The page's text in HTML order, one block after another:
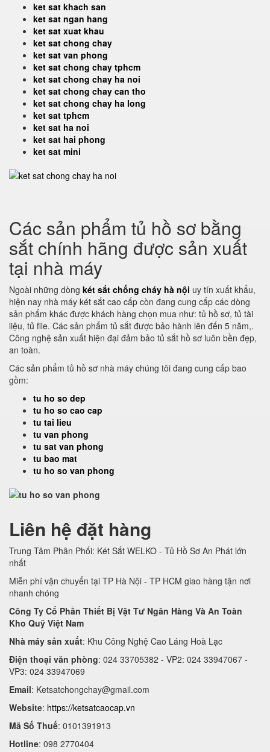
ket sat khach san
ket sat ngan hang
ket sat xuat khau
ket sat chong chay
ket sat van phong
ket sat chong chay tphcm
ket sat chong chay ha noi
ket sat chong chay can tho
ket sat chong chay ha long
ket sat tphcm
ket sat ha noi
ket sat hai phong
ket sat mini
Các sản phẩm tủ hồ sơ bằng
sắt chính hãng được sản xuất
tại nhà máy
Ngoài những dòng két sắt chống cháy hà nội uy tín xuất khẩu,
hiện nay nhà máy két sắt cao cấp còn đang cung cấp các dòng
sản phẩm khác được khách hàng chọn mua như: tủ hồ sơ, tủ tài
liệu, tủ file. Các sản phẩm tủ sắt được bảo hành lên đến 5 năm,.
Công nghệ sản xuất hiện đại đảm bảo tủ sắt hồ sơ luôn bền đẹp,
an toàn.
Các sản phẩm tủ hồ sơ nhà máy chúng tôi đang cung cấp bao
gồm:
tu ho so dep
tu ho so cao cap
tu tai lieu
tu van phong
tu sat van phong
tu bao mat
tu ho so van phong
Liên hệ đặt hàng
Trung Tâm Phân Phối: Két Sắt WELKO - Tủ Hồ Sơ An Phát lớn
nhất
Miễn phí vận chuyển tại TP Hà Nội - TP HCM giao hàng tận nơi
nhanh chóng
Công Ty Cổ Phần Thiết Bị Vật Tư Ngân Hàng Và An Toàn
Kho Quỹ Việt Nam
Nhà máy sản xuất: Khu Công Nghệ Cao Láng Hoà Lạc
Điện thoại văn phòng: 024 33705382 - VP2: 024 33947067 -
VP3: 024 33947069
Email: Ketsatchongchay@gmail.com
Website: https://ketsatcaocap.vn
Mã Số Thuế: 0101391913
Hotline: 098 2770404